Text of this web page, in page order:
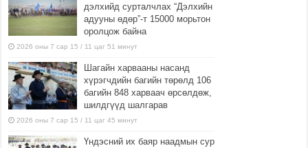
дэлхийд сурталчлах “Дэлхийн
адууны өдөр”-т 15000 морьтон
оролцож байна
2026 оны 7 сар 15 / 11 цаг 51 минут
Шагайн харвааны насанд
хүрэгчдийн багийн төрөлд 106
багийн 848 харваач өрсөлдөж,
шилдгүүд шалгарав
2026 оны 7 сар 15 / 11 цаг 45 минут
Үндэсний их баяр наадмын сур